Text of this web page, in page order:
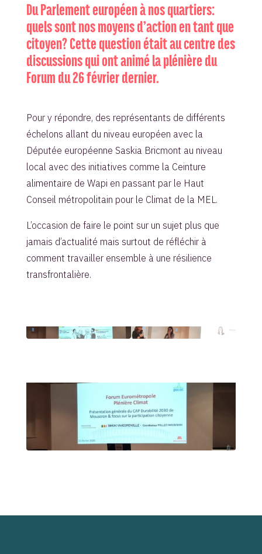
Du Parlement européen à nos quartiers:
quels sont nos moyens d’action en tant que
citoyen? Cette question était au centre des
discussions qui ont animé la plénière du
Forum du 26 février dernier.
Pour y répondre, des représentants de différents
échelons allant du niveau européen avec la
Députée européenne Saskia Bricmont au niveau
local avec des initiatives comme la Ceinture
alimentaire de Wapi en passant par le Haut
Conseil métropolitain pour le Climat de la MEL.
L’occasion de faire le point sur un sujet plus que
jamais d’actualité mais surtout de réfléchir à
comment travailler ensemble à une résilience
transfrontalière.